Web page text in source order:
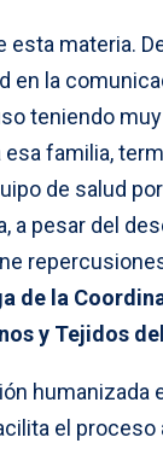
esta materia.
en la
teniendo
familia,
de salud
a pesar del
de la
y Tejidos
humanizada
el proceso